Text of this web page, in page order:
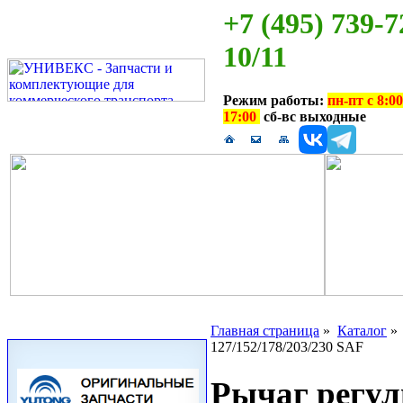
+7 (495) 739-
10/11
Режим работы: пн-пт с
17:00 сб-вс выходные
Главная страница » Каталог
127/152/178/203/230 SAF
Рычаг